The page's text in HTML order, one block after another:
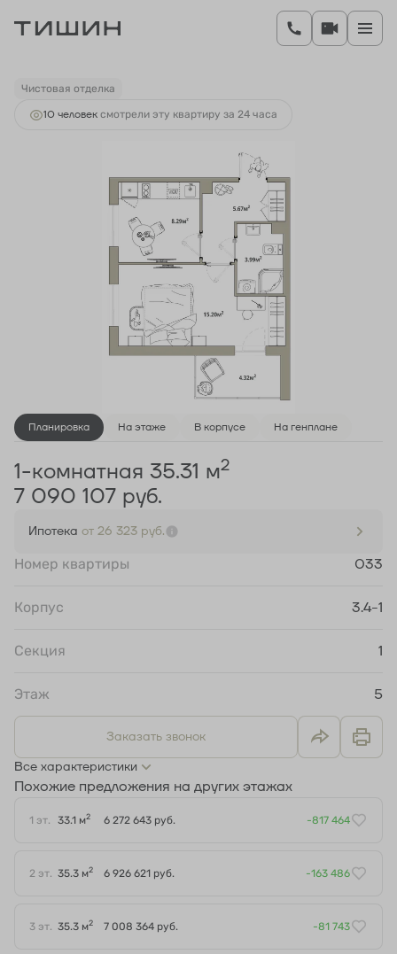
1-комнатная 35.31 м 7 090 107 руб.
Ипотекаот 26 323 руб.
Чистовая отделка
10 человек смотрели эту квартиру за 24 часа
Планировка На этаже В корпусе На генплане
1-комнатная 35.31 м2
7 090 107 руб.
Ипотека от 26 323 руб.
Номер квартиры 033
Корпус 3.4-1
Секция 1
Этаж 5
Заказать звонок
Все характеристики
Похожие предложения на других этажах
1 эт. 33.1 м2 6 272 643 руб. -817 464
2 эт. 35.3 м2 6 926 621 руб. -163 486
3 эт. 35.3 м2 7 008 364 руб. -81 743